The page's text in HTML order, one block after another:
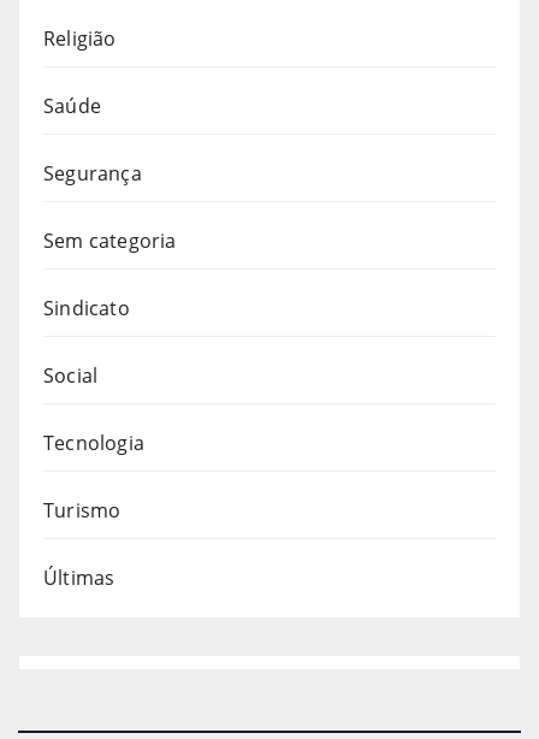
Religião
Saúde
Segurança
Sem categoria
Sindicato
Social
Tecnologia
Turismo
Últimas